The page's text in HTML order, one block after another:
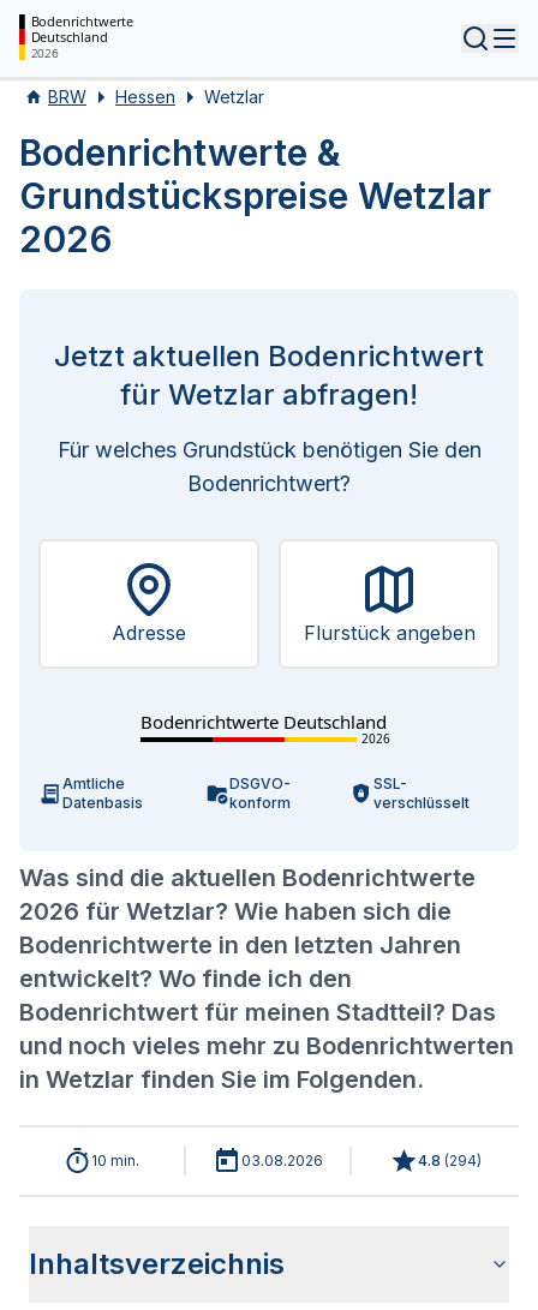
Bodenrichtwerte
Deutschland
2026
BRW Hessen Wetzlar
Bodenrichtwerte &
Grundstückspreise Wetzlar
2026
Was sind die aktuellen Bodenrichtwerte
2026 für Wetzlar? Wie haben sich die
Bodenrichtwerte in den letzten Jahren
entwickelt? Wo finde ich den
Bodenrichtwert für meinen Stadtteil? Das
und noch vieles mehr zu Bodenrichtwerten
in Wetzlar finden Sie im Folgenden.
Jetzt aktuellen Bodenrichtwert
für Wetzlar abfragen!
Für welches Grundstück benötigen Sie den
Bodenrichtwert?
Adresse Flurstück angeben
Bodenrichtwerte Deutschland
2026
Amtliche
Datenbasis
DSGVO-
konform
SSL-
verschlüsselt
10 min. 03.08.2026 4.8 (294)
Inhaltsverzeichnis